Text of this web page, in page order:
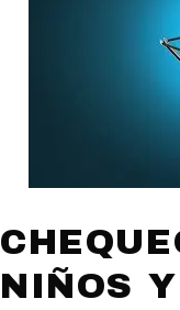
NIÑOS Y